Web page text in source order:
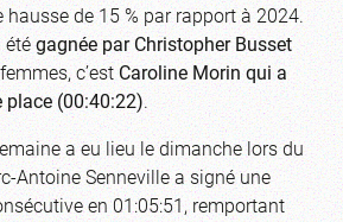
de 15 % par rapport à 2024.
étégagnée par Christopher Busset
c’estCaroline Morin qui a
place (00:40:22).
a eu lieu le dimanche lors du
Antoine Senneville a signé une
en 01:05:51, remportant